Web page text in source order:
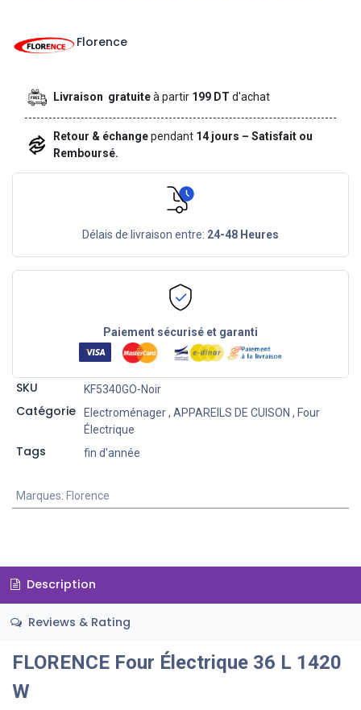
Florence
Livraison gratuiteà partir 199 DTd'achat
Retour & échangependant 14 jours – Satisfait ou
Remboursé.
Délais de livraison entre: 24-48 Heures
Paiement sécurisé et garanti
SKU KF5340GO-Noir
Catégorie Electroménager, APPAREILS DE CUISON , Four
Électrique
Tags fin d'année
Marques: Florence
Description
Reviews & Rating
FLORENCE Four Électrique 36 L 1420
W